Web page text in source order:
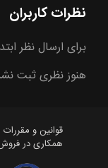
نظرات کاربران
برای ارسال نظر
هنوز نظری ثبت
قوانین و مقررات
همکاری در